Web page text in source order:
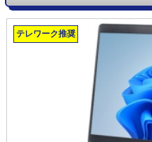
テレワーク推奨